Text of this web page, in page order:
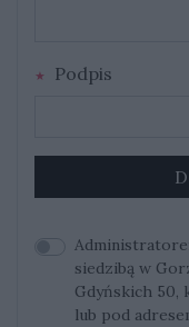
Podpis
siedzibą w
Gdyńskich 50,
lub pod